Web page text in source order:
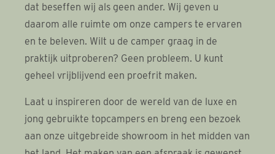
dat beseffen wij als geen ander. Wij geven u
daarom alle ruimte om onze campers te ervaren
en te beleven. Wilt u de camper graag in de
praktijk uitproberen? Geen probleem. U kunt
geheel vrijblijvend een proefrit maken.
Laat u inspireren door de wereld van de luxe en
jong gebruikte topcampers en breng een bezoek
aan onze uitgebreide showroom in het midden van